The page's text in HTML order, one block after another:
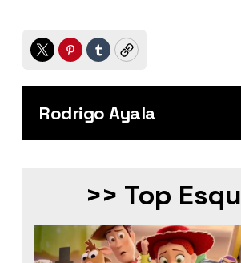
TwitterPinterest
TumblrCopy
Rodrigo Ayala
>> Top